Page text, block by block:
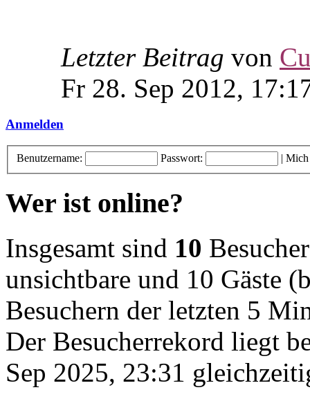
Letzter Beitrag von
Fr 28. Sep 2012,
Anmelden
Benutzername: Passwort: | Mich
Wer ist online?
Insgesamt sind 10
unsichtbare und 10 Gäste
Besuchern der letzten 5
Der Besucherrekord liegt
Sep 2025, 23:31